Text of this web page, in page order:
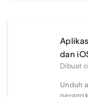
dan
Dibuat
Unduh